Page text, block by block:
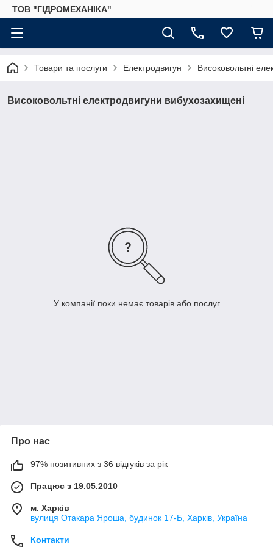
ТОВ "ГІДРОМЕХАНІКА"
Товари та послуги Електродвигун Високовольтні
Високовольтні електродвигуни вибухозахищені
У компанії поки немає товарів або послуг
Про нас
97% позитивних з 36 відгуків за рік
Працює з 19.05.2010
м. Харків
вулиця Отакара Яроша, будинок 17-Б, Харків, Україна
Контакти